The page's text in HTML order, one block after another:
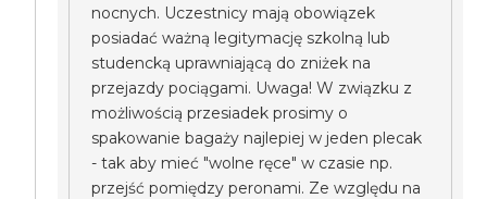
nocnych. Uczestnicy mają obowiązek
posiadać ważną legitymację szkolną lub
studencką uprawniającą do zniżek na
przejazdy pociągami. Uwaga! W związku z
możliwością przesiadek prosimy o
spakowanie bagaży najlepiej w jeden plecak
- tak aby mieć "wolne ręce" w czasie np.
przejść pomiędzy peronami. Ze względu na